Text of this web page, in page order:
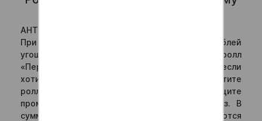
АНТИ УГОЩАЕТ НОВЫХ ДРУЗЕЙ!
При первом заказе в Анти Суши от 999 рублей
угощаем пиццей «Маргарита» 25 см или ролл
«Перчинка». Используйте промокод 999П, если
хотите в подарок пиццу или 999Р, если хотите
ролл. При заказе по номеру телефона сообщите
промокод оператору для добавления в заказ. В
сумме для применения акций не учитываются